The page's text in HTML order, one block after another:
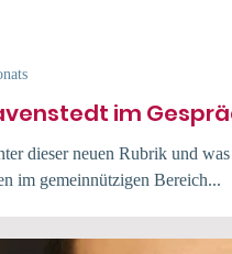
im
dieser neuen Rubrik und
im gemeinnützigen Bereich...